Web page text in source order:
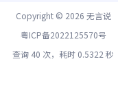
Copyright © 2026 无言说
粤ICP备2022125570号
查询 40 次，耗时 0.5322 秒